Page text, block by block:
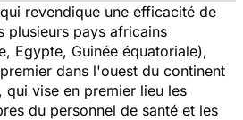
revendique une efficacité de
plusieurs pays africains
Egypte, Guinée équatoriale),
dans l'ouest du continent
qui vise en premier lieu les
du personnel de santé et les